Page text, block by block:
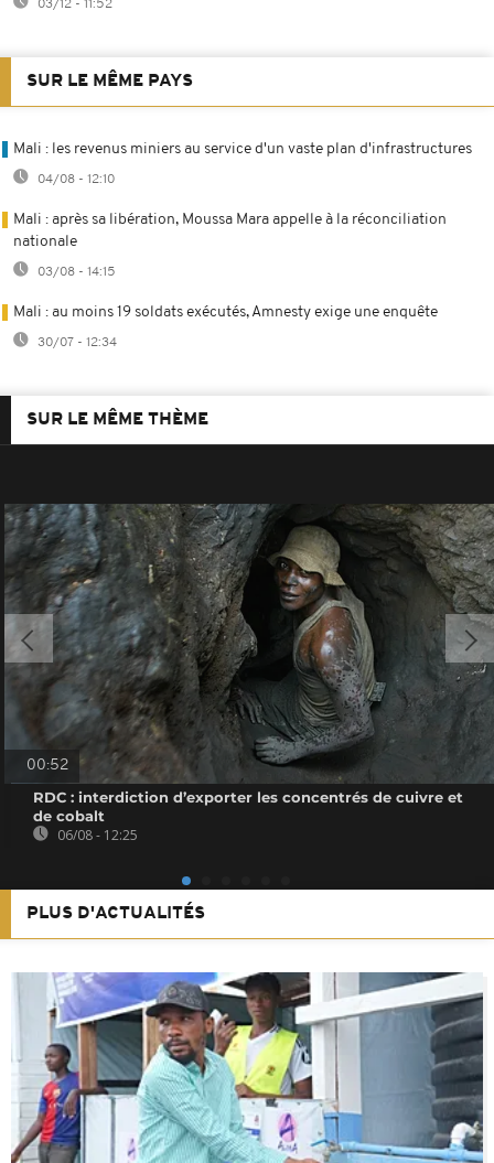
03/12 - 11:52
SUR LE MÊME PAYS
Mali : les revenus miniers au service d'un vaste plan d'infrastructures
04/08 - 12:10
Mali : après sa libération, Moussa Mara appelle à la réconciliation
nationale
03/08 - 14:15
Mali : au moins 19 soldats exécutés, Amnesty exige une enquête
30/07 - 12:34
SUR LE MÊME THÈME
00:52
RDC : interdiction d’exporter les concentrés de cuivre et
de cobalt
06/08 - 12:25
PLUS D'ACTUALITÉS